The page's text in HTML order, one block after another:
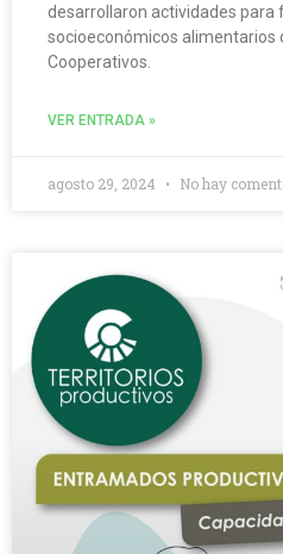
desarrollaron actividades para
socioeconómicos alimentarios
Cooperativos.
VER ENTRADA »
agosto 29, 2024 No hay